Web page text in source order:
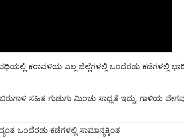
ಕರಾವಳಿಯ ಎಲ್ಲ ಜಿಲ್ಲೆಗಳಲ್ಲಿ ಒಂದೆರಡು ಕಡೆಗಳಲ್ಲಿ ಭಾರೀ